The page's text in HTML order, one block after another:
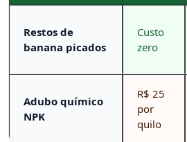
Restos de
banana picados
Custo
zero
Adubo químico
NPK
R$ 25
por
quilo